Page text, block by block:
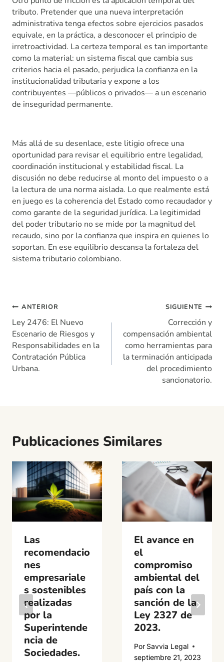
tributo. Pretender que una nueva interpretación
administrativa tenga efectos sobre ejercicios pasados
equivale, en la práctica, a desconocer el principio de
irretroactividad. La certeza temporal es tan importante
como la material: un sistema fiscal que cambia sus
criterios hacia el pasado, perjudica la confianza en la
institucionalidad tributaria y expone a los
contribuyentes —públicos o privados— a un escenario
de inseguridad permanente.
Más allá de su desenlace, este litigio ofrece una
oportunidad para revisar el equilibrio entre legalidad,
coordinación institucional y estabilidad fiscal. La
discusión no debe reducirse al monto del impuesto o a
la lectura de una norma aislada. Lo que realmente está
en juego es la coherencia del Estado como recaudador y
como garante de la seguridad jurídica. La legitimidad
del poder tributario no se mide por la magnitud del
recaudo, sino por la confianza que inspira en quienes lo
soportan. En ese equilibrio descansa la fortaleza del
sistema tributario colombiano.
Navegación
de
entradas
ANTERIOR
Ley 2476: El Nuevo
Escenario de Riesgos y
Responsabilidades en la
Contratación Pública
Urbana.
SIGUIENTE
Corrección y
compensación ambiental
como herramientas para
la terminación anticipada
del procedimiento
sancionatorio.
Publicaciones Similares
Las
recomendacio
nes
empresariale
s sostenibles
realizadas
por la
Superintende
ncia de
Sociedades.
El avance en
el
compromiso
ambiental del
país con la
sanción de la
Ley 2327 de
2023.
Por Savvia Legal
septiembre 21, 2023